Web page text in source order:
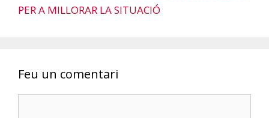
PER A MILLORAR LA SITUACIÓ
Feu un comentari